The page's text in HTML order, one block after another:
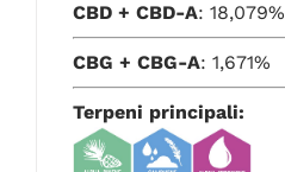
4.78su 5
CBD + CBD-A: 18,079%
CBG + CBG-A: 1,671%
Terpeni principali: